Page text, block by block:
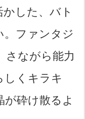
した、バト
。ファンタジ
さながら能力
しくキラキ
砕け散るよ